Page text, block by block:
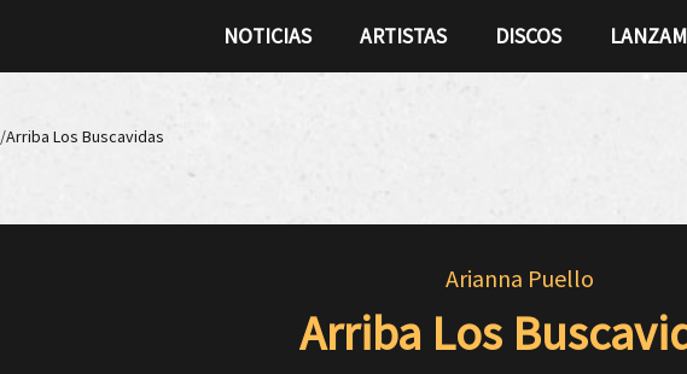
NOTICIAS ARTISTAS DISCOS
/Arriba Los Buscavidas
Arianna Puello
Arriba Los